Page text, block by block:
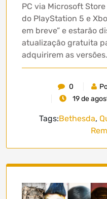
PC via Microsoft
do PlayStation 5 e
em breve” e estarão
atualização gratuita
adquirirem as
0
19 de
Tags:Bethesda,